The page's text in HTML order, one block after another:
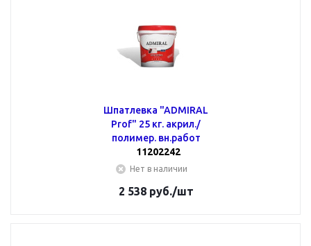
Шпатлевка "ADMIRAL
Prof" 25 кг. акрил./
полимер. вн.работ
11202242
Нет в наличии
2 538руб./шт